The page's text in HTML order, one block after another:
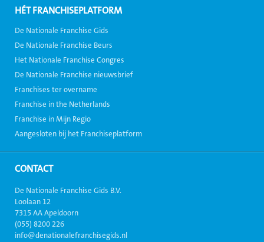
HÉT FRANCHISEPLATFORM
De Nationale Franchise Gids
De Nationale Franchise Beurs
Het Nationale Franchise Congres
De Nationale Franchise nieuwsbrief
Franchises ter overname
Franchise in the Netherlands
Franchise in Mijn Regio
Aangesloten bij het Franchiseplatform
CONTACT
De Nationale Franchise Gids B.V.
Loolaan 12
7315 AA Apeldoorn
(055) 8200 226
info@denationalefranchisegids.nl